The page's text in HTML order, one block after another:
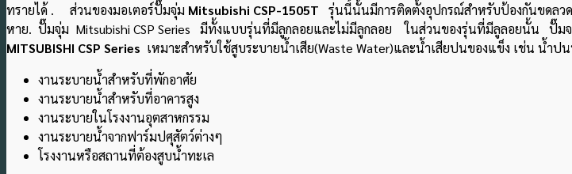
ทรายได้ . ส่วนของมอเตอร์ปั๊มจุ่ม Mitsubishi CSP-1505T รุ่นนี้นั้นมีการติดตั้งอุปกรณ์สำหรับป้องกันขดลว
หาย. ปั๊มจุ่ม Mitsubishi CSP Series มีทั้งแบบรุ่นที่มีลูกลอยและไม่มีลูกลอย ในส่วนของรุ่นที่มีลูลอยนั้น ปั๊มจ
MITSUBISHI CSP Series เหมาะสำหรับใช้สูบระบายน้ำเสีย(Waste Water)และน้ำเสียปนของแข็ง เช่น น้ำ
งานระบายน้ำสำหรับที่พักอาศัย
งานระบายน้ำสำหรับที่อาคารสูง
งานระบายในโรงงานอุตสาหกรรม
งานระบายน้ำจากฟาร์มปศุสัตว์ต่างๆ
โรงงานหรือสถานที่ต้องสูบน้ำทะเล